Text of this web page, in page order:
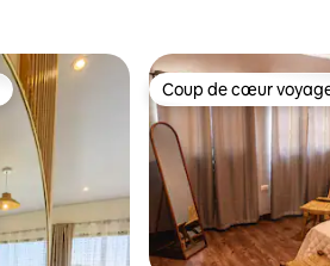
Coup de cœur
Coup de cœur